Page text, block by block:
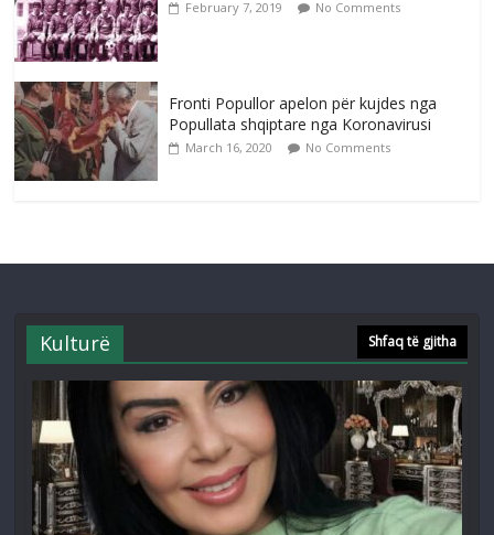
February 7, 2019 No Comments
Fronti Popullor apelon për kujdes nga
Popullata shqiptare nga Koronavirusi
March 16, 2020 No Comments
Kulturë Shfaq të gjitha